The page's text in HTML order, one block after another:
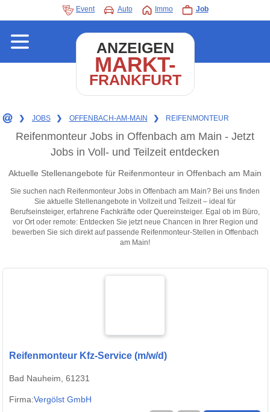
Event Auto Immo Job
ANZEIGEN
MARKT-
FRANKFURT
❯ JOBS ❯ OFFENBACH-AM-MAIN ❯ REIFENMONTEUR
Reifenmonteur Jobs in Offenbach am Main - Jetzt
Jobs in Voll- und Teilzeit entdecken
Aktuelle Stellenangebote für Reifenmonteur in Offenbach am Main
Sie suchen nach Reifenmonteur Jobs in Offenbach am Main? Bei uns finden
Sie aktuelle Stellenangebote in Vollzeit und Teilzeit – ideal für
Berufseinsteiger, erfahrene Fachkräfte oder Quereinsteiger. Egal ob im Büro,
vor Ort oder remote: Entdecken Sie jetzt neue Chancen in Ihrer Region und
bewerben Sie sich direkt auf passende Reifenmonteur-Stellen in Offenbach
am Main!
Reifenmonteur Kfz-Service (m/w/d)
Bad Nauheim, 61231
Firma:Vergölst GmbH